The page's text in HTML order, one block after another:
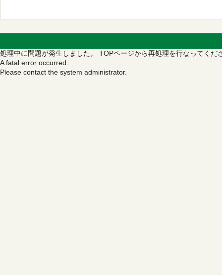
処理中に問題が発生しました。 TOPページから再処理を行なってくだ
A fatal error occurred.
Please contact the system administrator.